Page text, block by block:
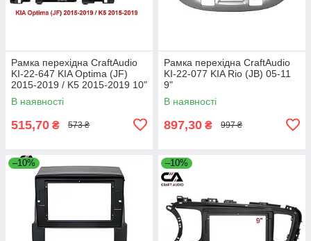
Рамка перехідна CraftAudio
KI-22-647 KIA Optima (JF)
2015-2019 / K5 2015-2019 10"
В наявності
515,70 ₴ 573 ₴
Рамка перехідна CraftAudio
KI-22-077 KIA Rio (JB) 05-11
9"
В наявності
897,30 ₴ 997 ₴
–10% –10%